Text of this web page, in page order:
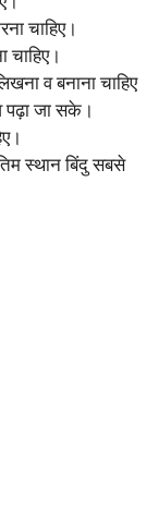
चाहिए।
चाहिए।
व बनाना चाहिए
पढ़ा जा सके।
स्थान बिंदु सबसे